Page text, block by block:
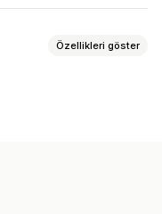
Özellikleri göster